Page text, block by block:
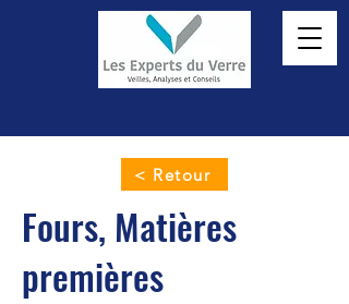
< Retour
Fours, Matières
premières